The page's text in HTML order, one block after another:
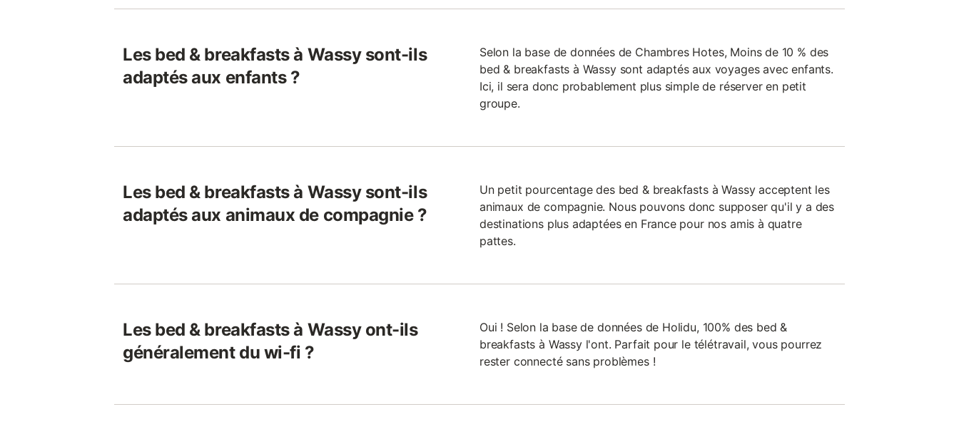
Les bed & breakfasts à Wassy sont-ils
adaptés aux enfants ?
Selon la base de données de Chambres Hotes, Moins de 10 % des
bed & breakfasts à Wassy sont adaptés aux voyages avec enfants.
Ici, il sera donc probablement plus simple de réserver en petit
groupe.
Les bed & breakfasts à Wassy sont-ils
adaptés aux animaux de compagnie ?
Un petit pourcentage des bed & breakfasts à Wassy acceptent les
animaux de compagnie. Nous pouvons donc supposer qu'il y a des
destinations plus adaptées en France pour nos amis à quatre
pattes.
Les bed & breakfasts à Wassy ont-ils
généralement du wi-fi ?
Oui ! Selon la base de données de Holidu, 100% des bed &
breakfasts à Wassy l'ont. Parfait pour le télétravail, vous pourrez
rester connecté sans problèmes !